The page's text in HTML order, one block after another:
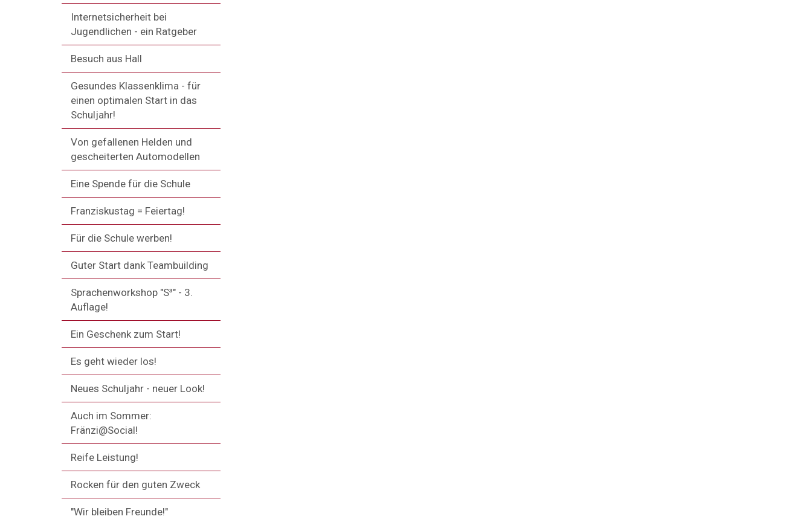
Internetsicherheit bei
Jugendlichen - ein Ratgeber
Besuch aus Hall
Gesundes Klassenklima - für
einen optimalen Start in das
Schuljahr!
Von gefallenen Helden und
gescheiterten Automodellen
Eine Spende für die Schule
Franziskustag = Feiertag!
Für die Schule werben!
Guter Start dank Teambuilding
Sprachenworkshop "S³" - 3.
Auflage!
Ein Geschenk zum Start!
Es geht wieder los!
Neues Schuljahr - neuer Look!
Auch im Sommer:
Fränzi@Social!
Reife Leistung!
Rocken für den guten Zweck
"Wir bleiben Freunde!"